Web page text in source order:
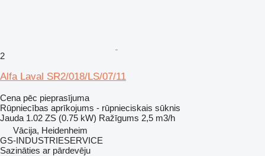
2
Alfa Laval SR2/018/LS/07/11
Cena pēc pieprasījuma
Rūpniecības aprīkojums - rūpnieciskais sūknis
Jauda 1.02 ZS (0.75 kW) Ražīgums 2,5 m3/h
Vācija, Heidenheim
GS-INDUSTRIESERVICE
Sazināties ar pārdevēju